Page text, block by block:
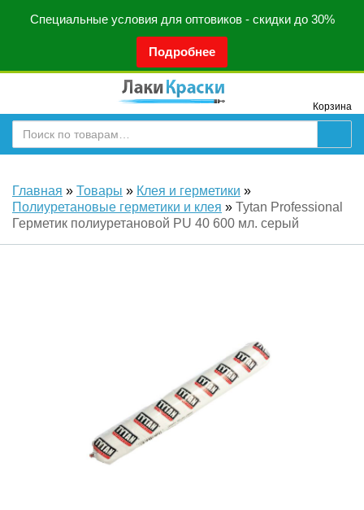
Специальные условия для оптовиков - скидки до 30%
Подробнее
Корзина
Главная » Товары » Клея и герметики »
Полиуретановые герметики и клея » Tytan Professional
Герметик полиуретановой PU 40 600 мл. серый